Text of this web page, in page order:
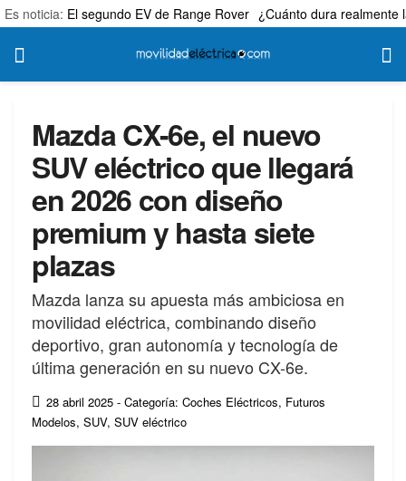
Es noticia: El segundo EV de Range Rover ¿Cuánto dura realmente
Mazda CX-6e, el nuevo
SUV eléctrico que llegará
en 2026 con diseño
premium y hasta siete
plazas
Mazda lanza su apuesta más ambiciosa en
movilidad eléctrica, combinando diseño
deportivo, gran autonomía y tecnología de
última generación en su nuevo CX-6e.
28 abril 2025 - Categoría: Coches Eléctricos, Futuros
Modelos, SUV, SUV eléctrico